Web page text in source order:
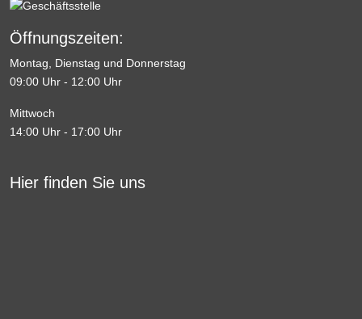
Öffnungszeiten:
Montag, Dienstag und Donnerstag
09:00 Uhr - 12:00 Uhr
Mittwoch
14:00 Uhr - 17:00 Uhr
Hier finden Sie uns